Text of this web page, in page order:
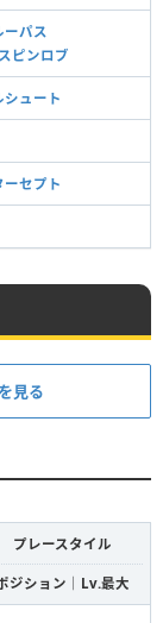
ーパス
ピンロブ
シュート
ーセプト
見る
プレースタイル
ジション｜Lv.最大